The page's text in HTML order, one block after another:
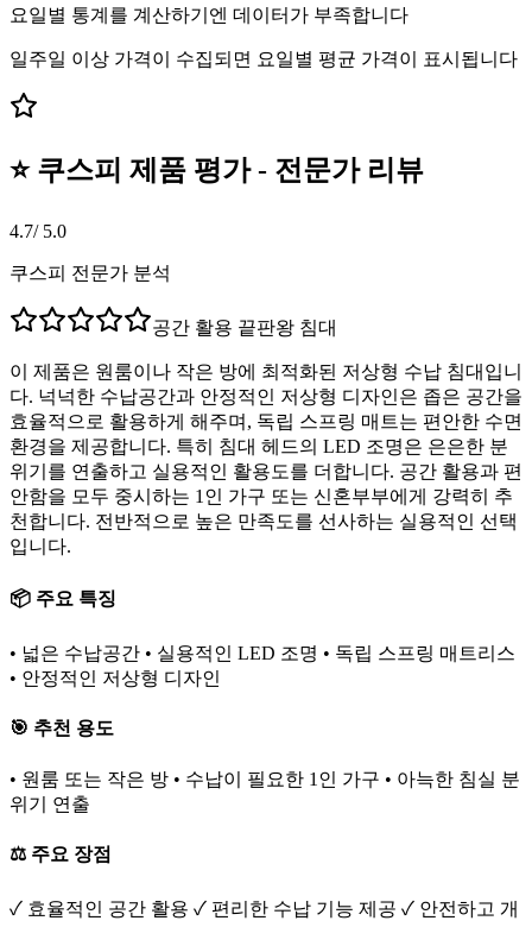
요일별 통계를 계산하기엔 데이터가 부족합니다
일주일 이상 가격이 수집되면 요일별 평균 가격이 표시됩니다
⭐ 쿠스피 제품 평가 - 전문가 리뷰
4.7/ 5.0
쿠스피 전문가 분석
공간 활용 끝판왕 침대
이 제품은 원룸이나 작은 방에 최적화된 저상형 수납 침대입니
다. 넉넉한 수납공간과 안정적인 저상형 디자인은 좁은 공간을
효율적으로 활용하게 해주며, 독립 스프링 매트는 편안한 수면
환경을 제공합니다. 특히 침대 헤드의 LED 조명은 은은한 분
위기를 연출하고 실용적인 활용도를 더합니다. 공간 활용과 편
안함을 모두 중시하는 1인 가구 또는 신혼부부에게 강력히 추
천합니다. 전반적으로 높은 만족도를 선사하는 실용적인 선택
입니다.
📦 주요 특징
• 넓은 수납공간 • 실용적인 LED 조명 • 독립 스프링 매트리스
• 안정적인 저상형 디자인
🎯 추천 용도
• 원룸 또는 작은 방 • 수납이 필요한 1인 가구 • 아늑한 침실 분
위기 연출
⚖️ 주요 장점
✓ 효율적인 공간 활용 ✓ 편리한 수납 기능 제공 ✓ 안전하고 개